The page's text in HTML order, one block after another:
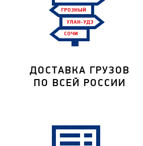
ДОСТАВКА ГРУЗОВ
ПО ВСЕЙ РОССИИ